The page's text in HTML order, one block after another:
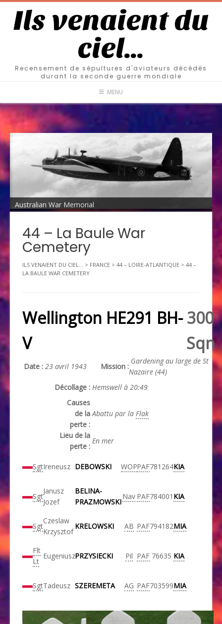
Ils venaient du
ciel…
Recensement de sépultures d'aviateurs décédés
durant la seconde guerre mondiale
MENU
Australian War Memorial
44 – La Baule War
Cemetery
ILS VENAIENT DU CIEL... > FRANCE > 44 – LOIRE-ATLANTIQUE > 44 –
LA BAULE WAR CEMETERY
Wellington HE291 BH-
V
300
Sqn
Date : 23 avril 1943 Mission :
Gardening au large de St
Nazaire (44)
Décollage : Hemswell à 20:49
Causes
de la
perte :
Abattu par la Flak
Lieu de la
perte :
En mer
SgtIreneusz DEBOWSKI WOPPAF781264KIA
Sgt
Janusz
Jozef
BELINA-
PRAZMOWSKI
Nav PAF784001 KIA
Sgt
Czeslaw
Krzysztof
KRELOWSKI AB PAF794182MIA
Flt
Lt
EugeniuszPRZYSIECKI Pil PAF 76635 KIA
SgtTadeusz SZEREMETA AG PAF703599MIA